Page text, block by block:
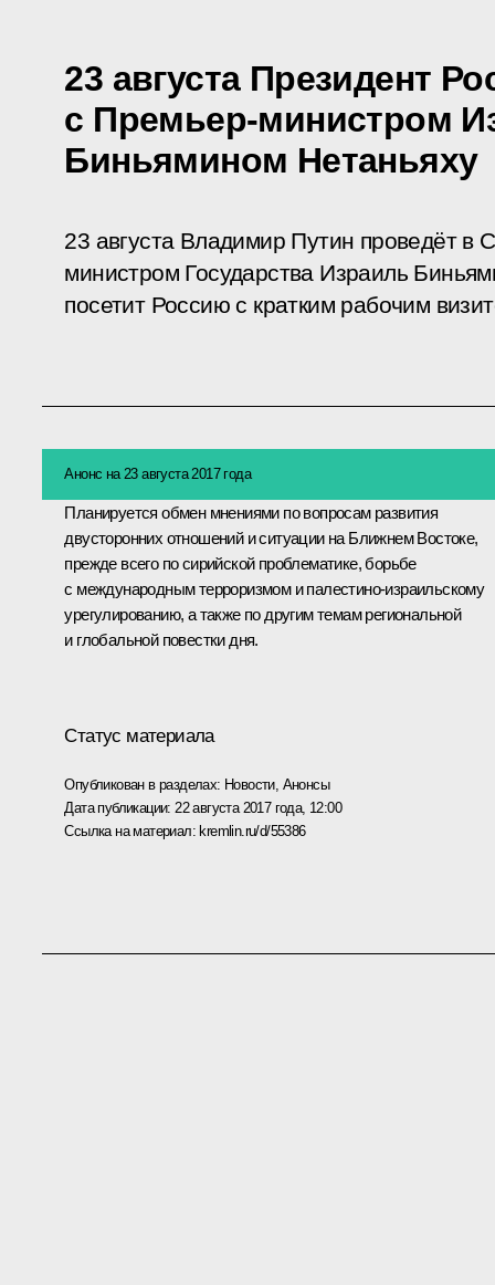
23 августа Президент
с Премьер-министром
Биньямином Нетаньяху
23 августа Владимир Путин проведёт в
министром Государства Израиль
посетит Россию с кратким рабочим
Анонс на 23 августа 2017 года
Планируется обмен мнениями по вопросам развития
двусторонних отношений и ситуации на Ближнем Востоке,
прежде всего по сирийской проблематике, борьбе
с международным терроризмом и палестино-израильскому
урегулированию, а также по другим темам региональной
и глобальной повестки дня.
Статус материала
Опубликован в разделах: Новости, Анонсы
Дата публикации: 22 августа 2017 года, 12:00
Ссылка на материал: kremlin.ru/d/55386